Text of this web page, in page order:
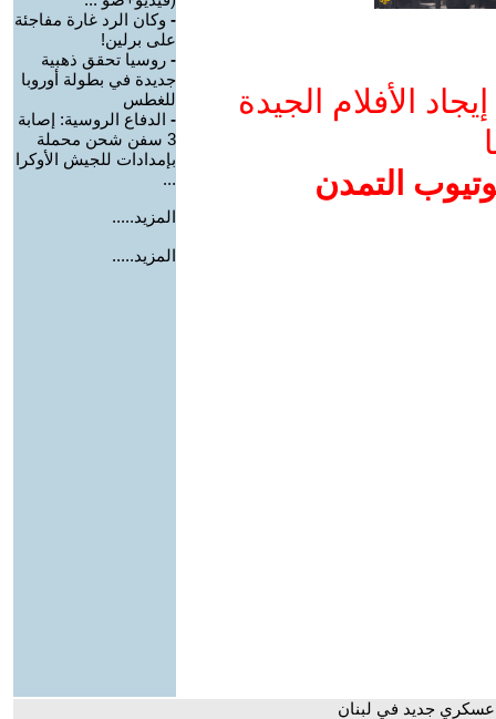
الأفلام الجيدة
التمدن
- وكان الرد غارة مفاجئة
على برلين!
- روسيا تحقق ذهبية
جديدة في بطولة أوروبا
للغطس
- الدفاع الروسية: إصابة
3 سفن شحن محملة
بإمدادات للجيش الأوكرا
...
المزيد.....
المزيد.....
عسكري جديد في لبنان